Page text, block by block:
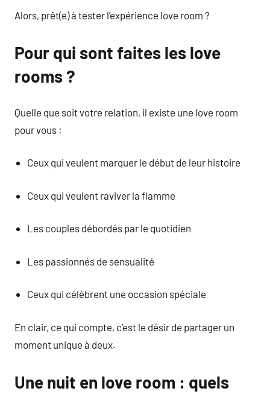
Alors, prêt(e) à tester l’expérience love room ?
Pour qui sont faites les love
rooms ?
Quelle que soit votre relation, il existe une love room
pour vous :
Ceux qui veulent marquer le début de leur histoire
Ceux qui veulent raviver la flamme
Les couples débordés par le quotidien
Les passionnés de sensualité
Ceux qui célèbrent une occasion spéciale
En clair, ce qui compte, c’est le désir de partager un
moment unique à deux.
Une nuit en love room : quels